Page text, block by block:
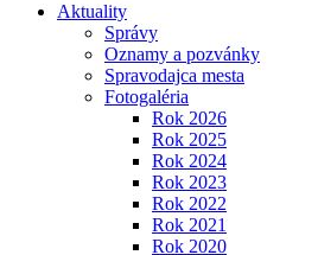
Aktuality
Správy
Oznamy a pozvánky
Spravodajca mesta
Fotogaléria
Rok 2026
Rok 2025
Rok 2024
Rok 2023
Rok 2022
Rok 2021
Rok 2020